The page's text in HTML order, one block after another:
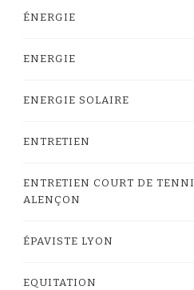
ÉNERGIE
ENERGIE
ENERGIE SOLAIRE
ENTRETIEN
ENTRETIEN COURT DE
ALENÇON
ÉPAVISTE LYON
EQUITATION